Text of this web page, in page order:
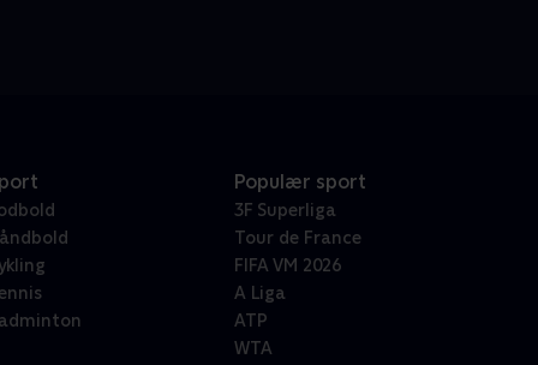
Populær sport
3F Superliga
Tour de France
FIFA VM 2026
A Liga
ATP
WTA